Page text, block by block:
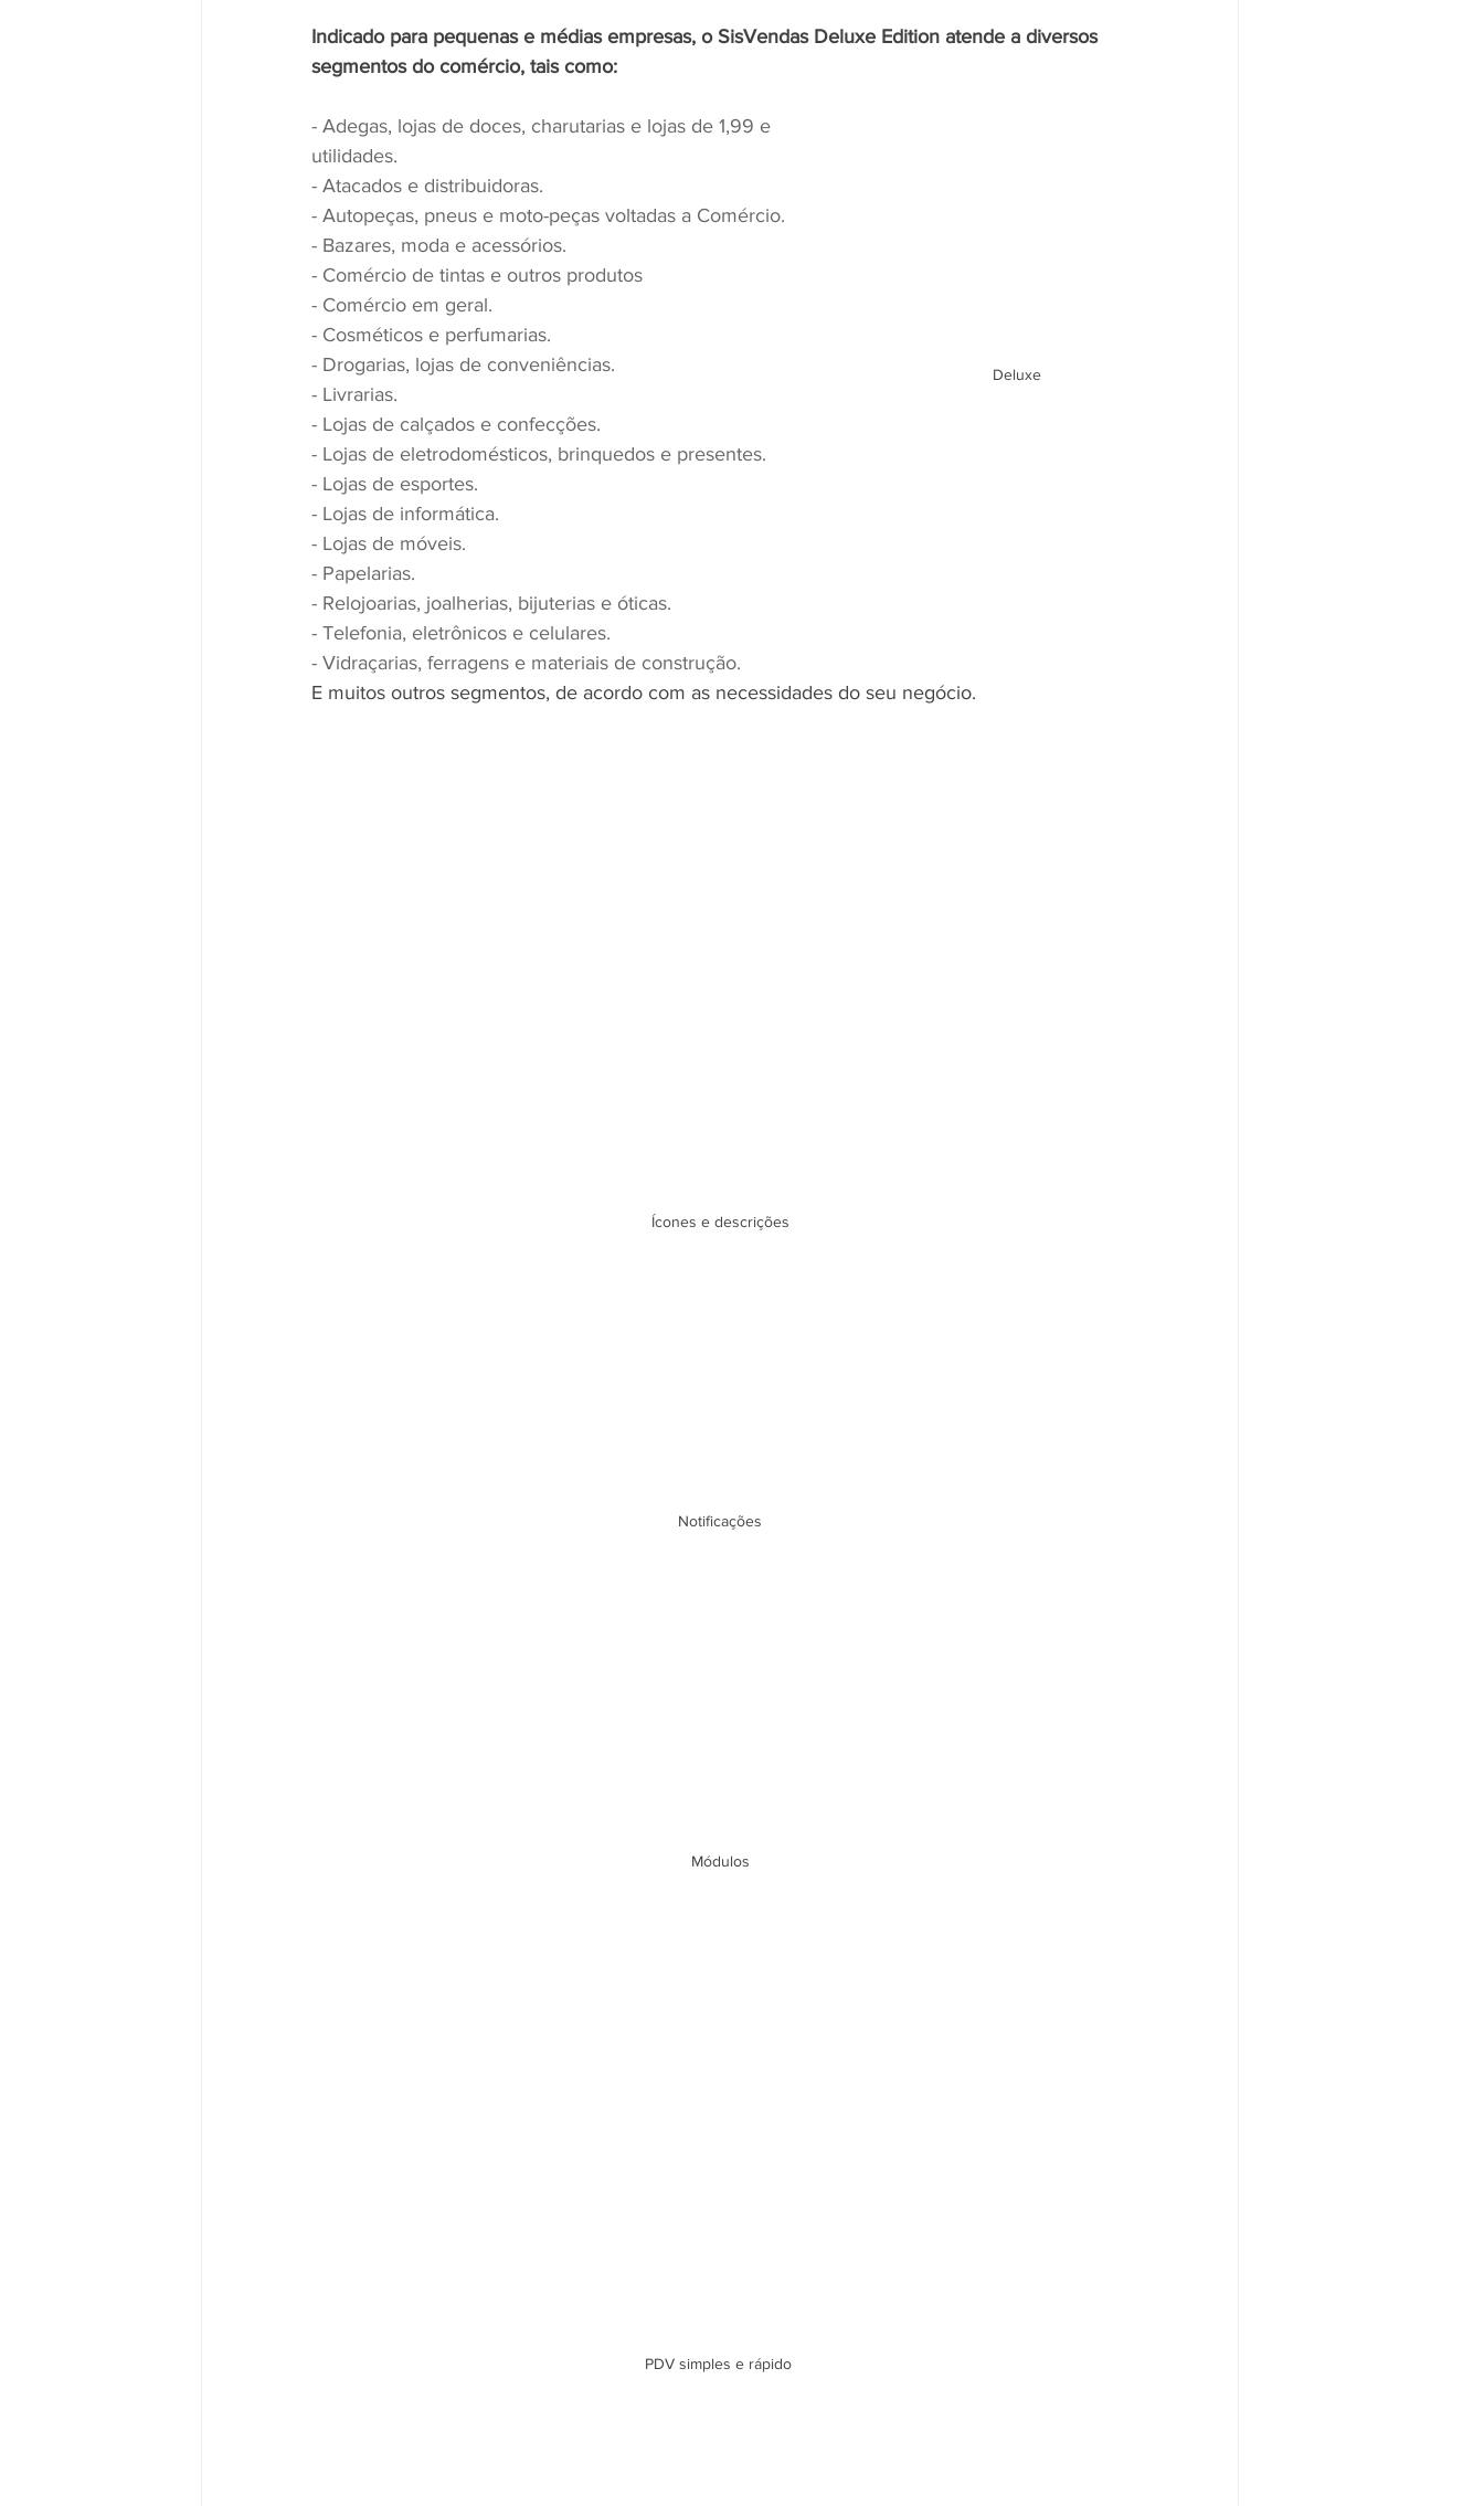
Indicado para pequenas e médias empresas, o SisVendas Deluxe Edition atende a diversos
segmentos do comércio, tais como:
Deluxe
- Adegas, lojas de doces, charutarias e lojas de 1,99 e
utilidades.
- Atacados e distribuidoras.
- Autopeças, pneus e moto-peças voltadas a Comércio.
- Bazares, moda e acessórios.
- Comércio de tintas e outros produtos
- Comércio em geral.
- Cosméticos e perfumarias.
- Drogarias, lojas de conveniências.
- Livrarias.
- Lojas de calçados e confecções.
- Lojas de eletrodomésticos, brinquedos e presentes.
- Lojas de esportes.
- Lojas de informática.
- Lojas de móveis.
- Papelarias.
- Relojoarias, joalherias, bijuterias e óticas.
- Telefonia, eletrônicos e celulares.
- Vidraçarias, ferragens e materiais de construção.
E muitos outros segmentos, de acordo com as necessidades do seu negócio.
Ícones e descrições
Notificações
Módulos
PDV simples e rápido